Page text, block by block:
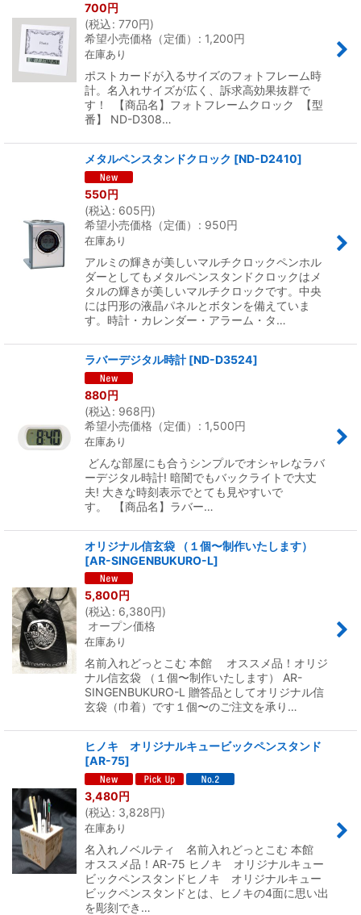
700円
(税込: 770円)
希望小売価格（定価）
: 1,200円
在庫あり
ポストカードが入るサイズのフォトフレーム時
計。名入れサイズが広く、訴求高効果抜群で
す！ 【商品名】フォトフレームクロック 【型
番】 ND-D308…
メタルペンスタンドクロック [ND-D2410]
550円
(税込: 605円)
希望小売価格（定価）
: 950円
在庫あり
アルミの輝きが美しいマルチクロックペンホル
ダーとしてもメタルペンスタンドクロックはメ
タルの輝きが美しいマルチクロックです。中央
には円形の液晶パネルとボタンを備えていま
す。時計・カレンダー・アラーム・タ…
ラバーデジタル時計 [ND-D3524]
880円
(税込: 968円)
希望小売価格（定価）
: 1,500円
在庫あり
どんな部屋にも合うシンプルでオシャレなラバ
ーデジタル時計! 暗闇でもバックライトで大丈
夫! 大きな時刻表示でとても見やすいで
す。 【商品名】ラバー…
オリジナル信玄袋 （１個〜制作いたします）
[AR-SINGENBUKURO-L]
5,800円
(税込: 6,380円)
オープン価格
在庫あり
名前入れどっとこむ 本館 オススメ品！オリジ
ナル信玄袋 （１個〜制作いたします） AR-
SINGENBUKURO-L 贈答品としてオリジナル信
玄袋（巾着）です１個〜のご注文を承り…
ヒノキ オリジナルキュービックペンスタンド
[AR-75]
3,480円
(税込: 3,828円)
在庫あり
名入れノベルティ 名前入れどっとこむ 本館
オススメ品！AR-75 ヒノキ オリジナルキュー
ビックペンスタンドヒノキ オリジナルキュー
ビックペンスタンドとは、ヒノキの4面に思い出
を彫刻でき…